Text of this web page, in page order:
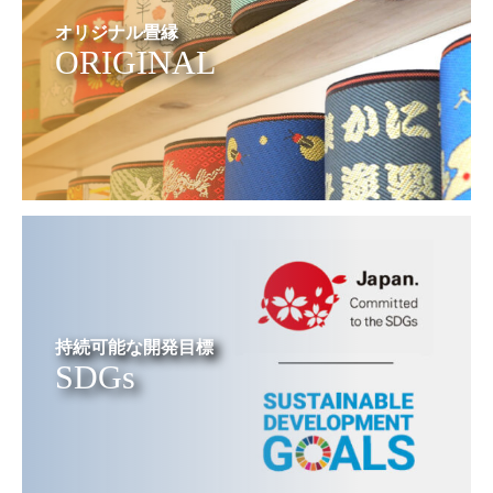
オリジナル畳縁
ORIGINAL
持続可能な開発目標
SDGs